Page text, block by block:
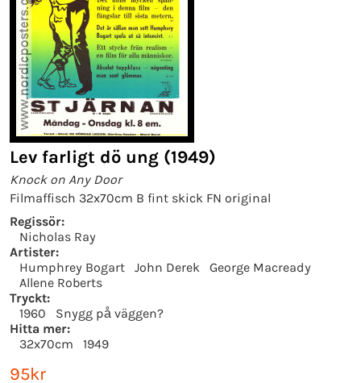
Lev farligt dö ung (1949)
Knock on Any Door
Filmaffisch 32x70cm B fint skick FN original
Regissör:
Nicholas Ray
Artister:
Humphrey Bogart
John Derek
George Macready
Allene Roberts
Tryckt:
1960
Snygg på väggen?
Hitta mer:
32x70cm
1949
95kr